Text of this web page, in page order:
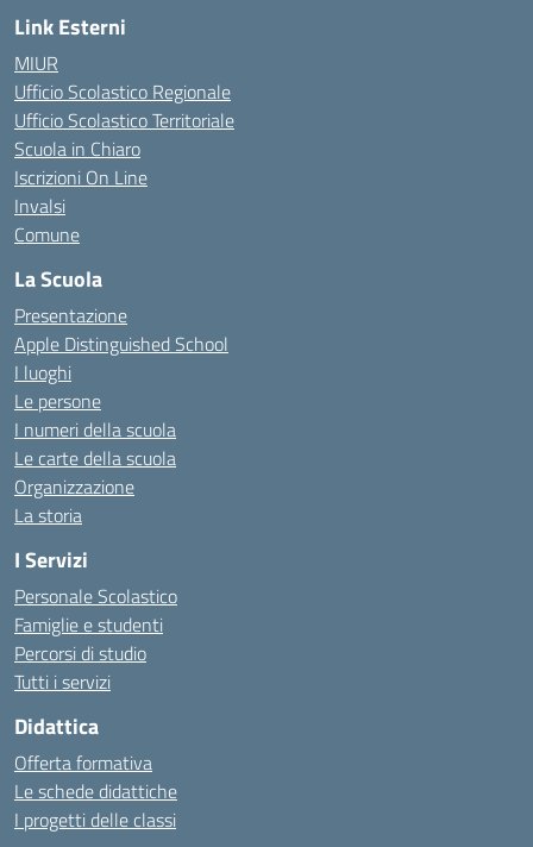
Link Esterni
MIUR
Ufficio Scolastico Regionale
Ufficio Scolastico Territoriale
Scuola in Chiaro
Iscrizioni On Line
Invalsi
Comune
La Scuola
Presentazione
Apple Distinguished School
I luoghi
Le persone
I numeri della scuola
Le carte della scuola
Organizzazione
La storia
I Servizi
Personale Scolastico
Famiglie e studenti
Percorsi di studio
Tutti i servizi
Didattica
Offerta formativa
Le schede didattiche
I progetti delle classi